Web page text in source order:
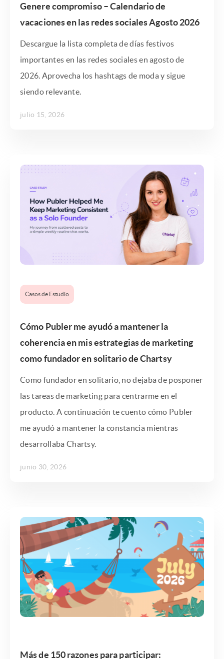
Genere compromiso – Calendario de
vacaciones en las redes sociales Agosto 2026
Descargue la lista completa de días festivos
importantes en las redes sociales en agosto de
2026. Aprovecha los hashtags de moda y sigue
siendo relevante.
julio 15, 2026
Casos de Estudio
Cómo Publer me ayudó a mantener la
coherencia en mis estrategias de marketing
como fundador en solitario de Chartsy
Como fundador en solitario, no dejaba de posponer
las tareas de marketing para centrarme en el
producto. A continuación te cuento cómo Publer
me ayudó a mantener la constancia mientras
desarrollaba Chartsy.
junio 30, 2026
Más de 150 razones para participar: